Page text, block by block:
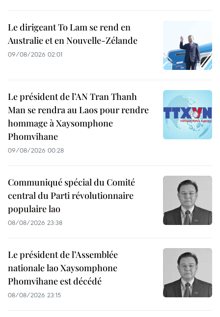
Le dirigeant To Lam se rend en
Australie et en Nouvelle-Zélande
09/08/2026 02:01
Le président de l’AN Tran Thanh
Man se rendra au Laos pour rendre
hommage à Xaysomphone
Phomvihane
09/08/2026 00:28
Communiqué spécial du Comité
central du Parti révolutionnaire
populaire lao
08/08/2026 23:38
Le président de l’Assemblée
nationale lao Xaysomphone
Phomvihane est décédé
08/08/2026 23:15